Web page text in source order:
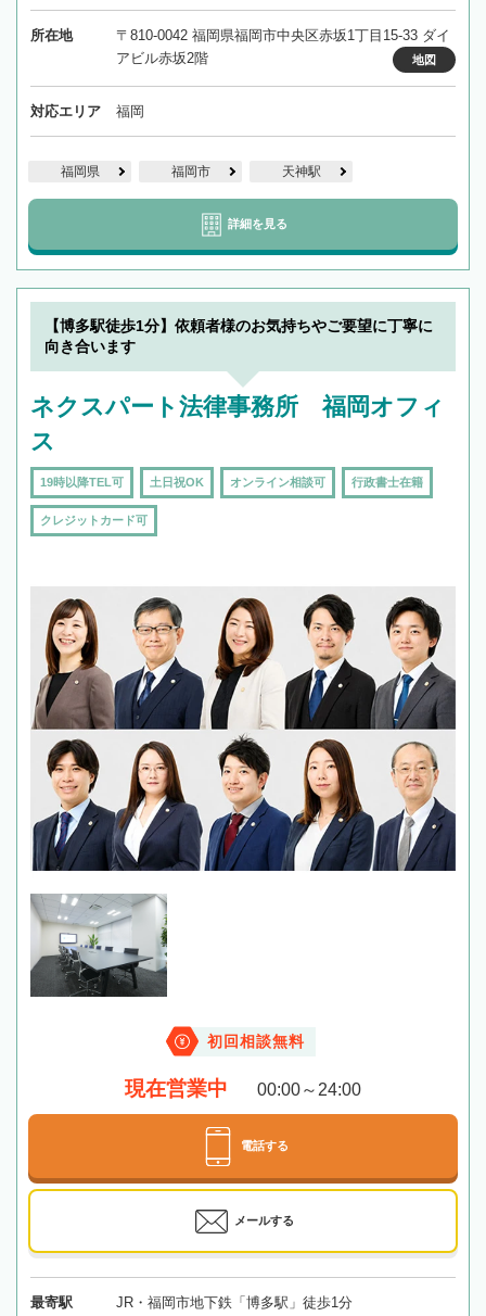
所在地
〒810-0042 福岡県福岡市中央区赤坂1丁目15-33 ダイ
アビル赤坂2階
地図
対応エリア 福岡
福岡県 福岡市 天神駅
詳細を見る
【博多駅徒歩1分】依頼者様のお気持ちやご要望に丁寧に
向き合います
ネクスパート法律事務所 福岡オフィ
ス
19時以降TEL可 土日祝OK オンライン相談可 行政書士在籍
クレジットカード可
初回相談無料
現在営業中 00:00～24:00
電話する
メールする
最寄駅 JR・福岡市地下鉄「博多駅」徒歩1分